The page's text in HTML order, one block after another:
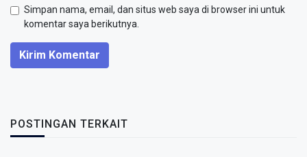
Simpan nama, email, dan situs web saya di browser ini untuk
komentar saya berikutnya.
Kirim Komentar
POSTINGAN TERKAIT